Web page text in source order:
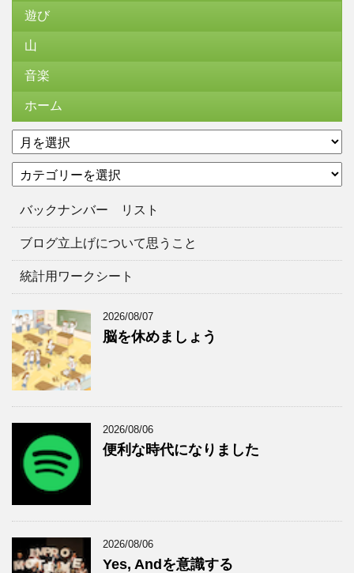
遊び
山
音楽
ホーム
ア
ー
カ
イ
テ
リ
バックナンバー リスト
ブログ立上げについて思うこと
統計用ワークシート
2026/08/07
脳を休めましょう
2026/08/06
便利な時代になりました
2026/08/06
Yes, Andを意識する